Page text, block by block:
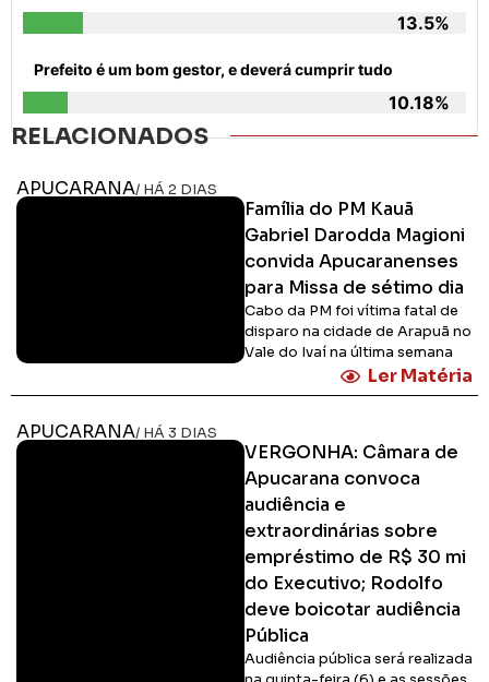
13.5%
Prefeito é um bom gestor, e deverá cumprir tudo
10.18%
RELACIONADOS
APUCARANA/ HÁ 2 DIAS
Família do PM Kauã
Gabriel Darodda Magioni
convida Apucaranenses
para Missa de sétimo dia
Cabo da PM foi vítima fatal de
disparo na cidade de Arapuã no
Vale do Ivaí na última semana
Ler Matéria
APUCARANA/ HÁ 3 DIAS
VERGONHA: Câmara de
Apucarana convoca
audiência e
extraordinárias sobre
empréstimo de R$ 30 mi
do Executivo; Rodolfo
deve boicotar audiência
Pública
Audiência pública será realizada